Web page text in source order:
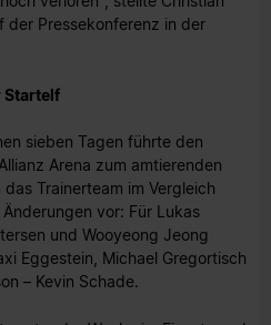
der Pressekonferenz in der
Startelf
sieben Tagen führte den
Arena zum amtierenden
Trainerteam im Vergleich
vor: Für Lukas
und Wooyeong Jeong
Eggestein, Michael Gregortisch
– Kevin Schade.